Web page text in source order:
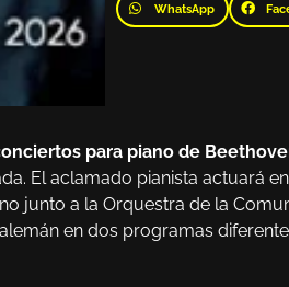
WhatsApp
para piano de
El aclamado pianista actuará
junto a la Orquestra de la
en dos programas